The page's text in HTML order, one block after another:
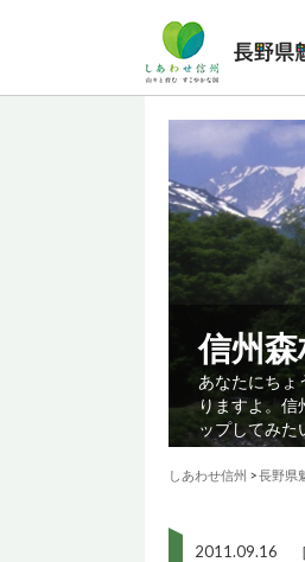
信州
あなたにちょ
りますよ。信
ップしてみた
しあわせ信州 >長野県
2011.09.16 ［